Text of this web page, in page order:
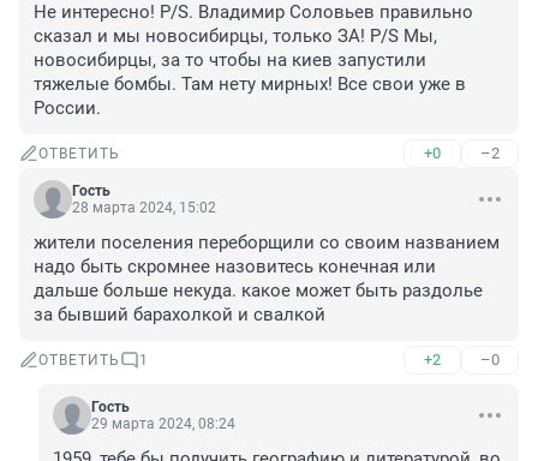
Не интересно! P/S. Владимир Соловьев правильно
сказал и мы новосибирцы, только ЗА! P/S Мы,
новосибирцы, за то чтобы на киев запустили
тяжелые бомбы. Там нету мирных! Все свои уже в
России.
ОТВЕТИТЬ +0 –2
Гость
28 марта 2024, 15:02
жители поселения переборщили со своим названием
надо быть скромнее назовитесь конечная или
дальше больше некуда. какое может быть раздолье
за бывший барахолкой и свалкой
ОТВЕТИТЬ 1 +2 –0
Гость
29 марта 2024, 08:24